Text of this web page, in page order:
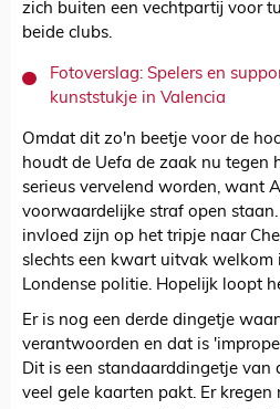
zich buiten een vechtpartij voor
beide clubs.
Fotoverslag: Spelers en
kunststukje in Valencia
Omdat dit zo'n beetje voor de
houdt de Uefa de zaak nu tegen
serieus vervelend worden, want
voorwaardelijke straf open
invloed zijn op het tripje naar
slechts een kwart uitvak welkom
Londense politie. Hopelijk loopt
Er is nog een derde dingetje
verantwoorden en dat is
Dit is een standaarddingetje van
veel gele kaarten pakt. Er kregen